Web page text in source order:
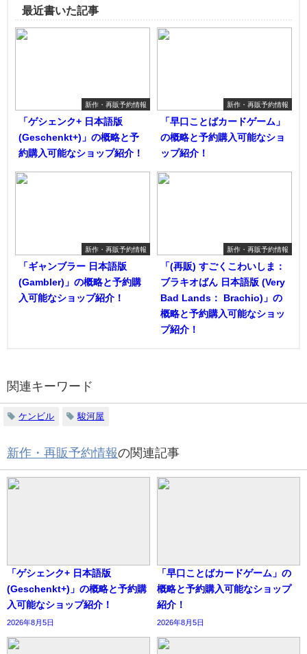
最近書いた記事
新作・再販予約情報
「ゲシェンク+ 日本語版
(Geschenkt+)」の概略と予
約購入可能なショップ紹介！
新作・再販予約情報
「早口ことばカードゲーム」
の概略と予約購入可能なショ
ップ紹介！
新作・再販予約情報
「ギャンブラー 日本語版
(Gambler)」の概略と予約購
入可能なショップ紹介！
新作・再販予約情報
「(再販) すごくこわいしま：
ブラキオばん 日本語版 (Very
Bad Lands： Brachio)」の
概略と予約購入可能なショッ
プ紹介！
関連キーワード
ケンビル 駿河屋
新作・再販予約情報の関連記事
「ゲシェンク+ 日本語版
(Geschenkt+)」の概略と予約購
入可能なショップ紹介！
2026年8月5日
「早口ことばカードゲーム」の
概略と予約購入可能なショップ
紹介！
2026年8月5日